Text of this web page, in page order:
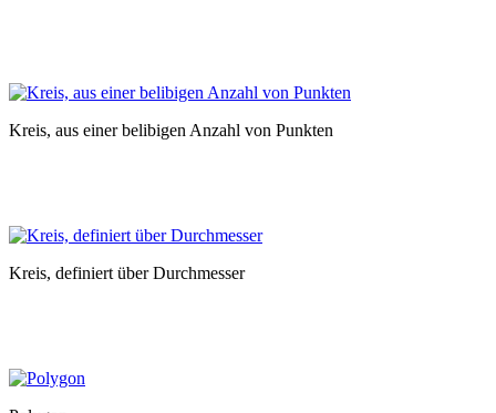
Kreis, aus einer belibigen Anzahl von Punkten
Kreis, definiert über Durchmesser